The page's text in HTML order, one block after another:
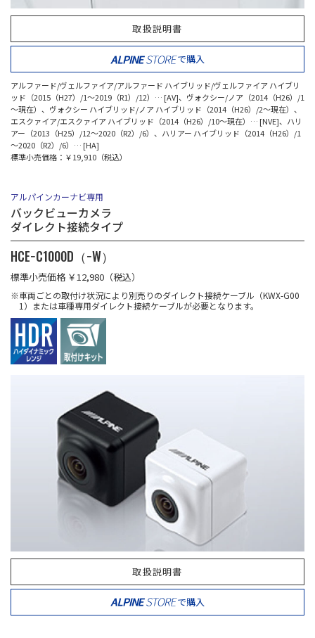
取扱説明書
で購入
アルファード/ヴェルファイア/アルファード ハイブリッド/ヴェルファイア ハイブリ
ッド（2015（H27）/1～2019（R1）/12）… [AV]、ヴォクシー/ノア（2014（H26）/1
～現在）、ヴォクシー ハイブリッド/ノア ハイブリッド（2014（H26）/2～現在）、
エスクァイア/エスクァイア ハイブリッド（2014（H26）/10～現在）… [NVE]、ハリ
アー（2013（H25）/12～2020（R2）/6）、ハリアー ハイブリッド（2014（H26）/1
～2020（R2）/6）… [HA]
標準小売価格：￥19,910（税込）
アルパインカーナビ専用
バックビューカメラ
ダイレクト接続タイプ
HCE−C1000D（−W）
標準小売価格 ￥12,980（税込）
※車両ごとの取付け状況により別売りのダイレクト接続ケーブル（KWX-G00
1）または車種専用ダイレクト接続ケーブルが必要となります。
取扱説明書
で購入